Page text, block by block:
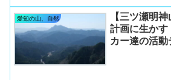
愛知の山、自然
【三ツ瀬明
計画に生かす
カー達の活動